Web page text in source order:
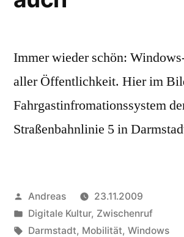
Immer wieder schön:
aller Öffentlichkeit. Hier im
Fahrgastinfromationssystem
Straßenbahnlinie 5 in
Veröffentlicht
von
Andreas
23.11.2009
Veröffentlicht
in
Digitale Kultur, Zwischenruf
Schlagwörter:
Darmstadt, Mobilität, Windows